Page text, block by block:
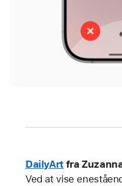
DailyArtfra
Ved at vise